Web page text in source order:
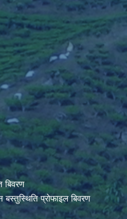
बिवरण
बस्तुस्थिति प्रोफाइल बिवरण